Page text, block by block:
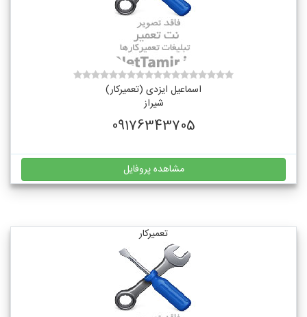
اسماعیل ایزدی (تعمیرکار)
شیراز
09176343705
مشاهده پروفایل
تعمیرکار